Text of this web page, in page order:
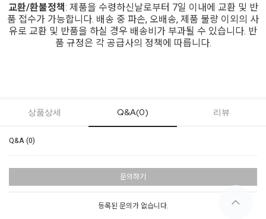
교환/환불정책: 제품을 수령하신날로부터 7일 이내에 교환 및 반
품 접수가 가능합니다. 배송 중 파손, 오배송, 제품 불량 이외의 사
유로 교환 및 반품을 하실 경우 배송비가 부과될 수 있습니다. 반
품 규정은 각 공급사의 정책에 따릅니다.
상품상세 Q&A(0) 리뷰
Q&A (0)
문의하기
등록된 문의가 없습니다.